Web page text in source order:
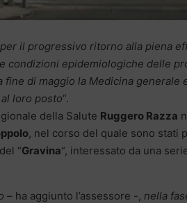
il progressivo ritorno alla piena
condizioni epidemiologiche delle
fine di maggio la Medicina
loro posto“.
della Salute Ruggero Razza
, nel corso del quale sono stati
“Gravina“, interessato da una
– ha aggiunto l’assessore -, nella